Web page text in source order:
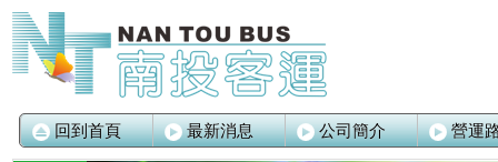
回到首頁 最新消息 公司簡介 營運